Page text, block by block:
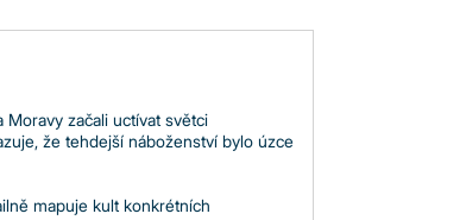
začali uctívat světci
že tehdejší náboženství bylo úzce
mapuje kult konkrétních